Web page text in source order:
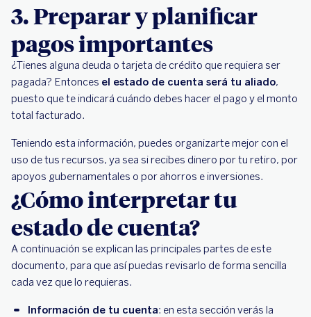
3. Preparar y planificar
pagos importantes
¿Tienes alguna deuda o tarjeta de crédito que requiera ser
pagada? Entonces el estado de cuenta será tu aliado,
puesto que te indicará cuándo debes hacer el pago y el monto
total facturado.
Teniendo esta información, puedes organizarte mejor con el
uso de tus recursos, ya sea si recibes dinero por tu retiro, por
apoyos gubernamentales o por ahorros e inversiones.
¿Cómo interpretar tu
estado de cuenta?
A continuación se explican las principales partes de este
documento, para que así puedas revisarlo de forma sencilla
cada vez que lo requieras.
Información de tu cuenta: en esta sección verás la